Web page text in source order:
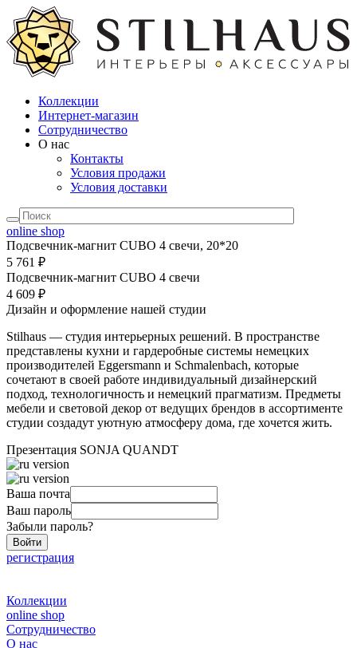
Коллекции
Интернет-магазин
Сотрудничество
О нас
Контакты
Условия продажи
Условия доставки
online shop
Подсвечник-магнит CUBO 4 свечи, 20*20
5 761 ₽
Подсвечник-магнит CUBO 4 свечи
4 609 ₽
Дизайн и оформление нашей студии
Stilhaus — студия интерьерных решений. В пространстве
представлены кухни и гардеробные системы немецких
производителей Eggersmann и Schmalenbach, которые
сочетают в своей работе индивидуальный дизайнерский
подход, технологичность и немецкий прагматизм. Предметы
мебели и световой декор от ведущих брендов в ассортименте
студии создадут уютную атмосферу дома, где хочется жить.
Презентация SONJA QUANDT
Ваша почта
Ваш пароль
Забыли пароль?
Войти
регистрация
Коллекции
online shop
Сотрудничество
О нас